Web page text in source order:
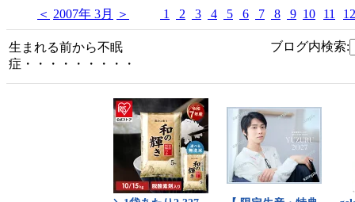
＜ 2007年 3月 ＞ 1 2 3 4 5 6 7 8 9 10 11 12
生まれる前から不眠
症・・・・・・・・・
ブログ内検索: